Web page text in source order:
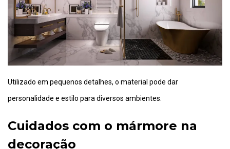
Utilizado em pequenos detalhes, o material pode dar
personalidade e estilo para diversos ambientes.
Cuidados com o mármore na
decoração